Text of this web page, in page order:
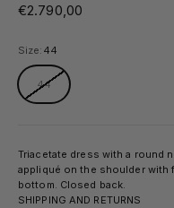
Sale price
€2.790,00
Size: 44
44
Triacetate dress with a round
appliqué on the shoulder with
bottom. Closed back.
SHIPPING AND RETURNS